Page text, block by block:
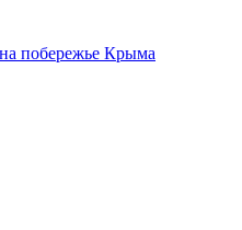
побережье Крыма